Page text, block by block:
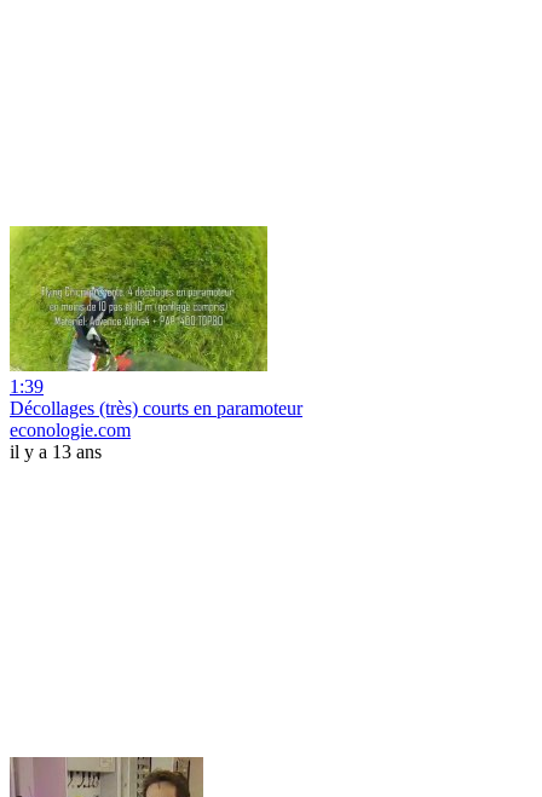
1:39
Décollages (très) courts en paramoteur
econologie.com
il y a 13 ans